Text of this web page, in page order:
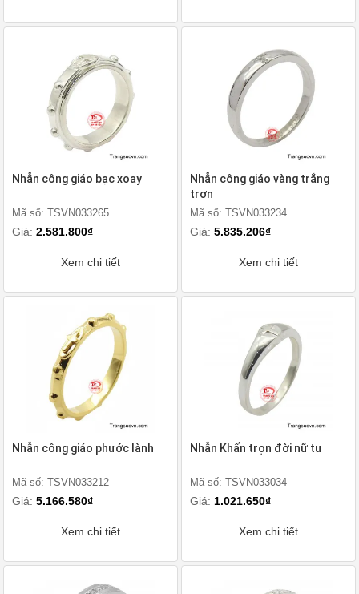
Nhẫn công giáo bạc xoay
Mã số: TSVN033265
Giá: 2.581.800₫
Xem chi tiết
Nhẫn công giáo vàng trắng
trơn
Mã số: TSVN033234
Giá: 5.835.206₫
Xem chi tiết
Nhẫn công giáo phước lành
Mã số: TSVN033212
Giá: 5.166.580₫
Xem chi tiết
Nhẫn Khấn trọn đời nữ tu
Mã số: TSVN033034
Giá: 1.021.650₫
Xem chi tiết